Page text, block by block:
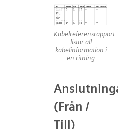
Kabelreferensrapport
listar all
kabelinformation i
en ritning
(Från /
Till)